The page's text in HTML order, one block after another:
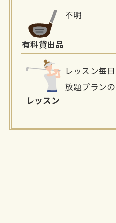
有料貸出品
不明
レッスン
レッスン毎
放題プランの